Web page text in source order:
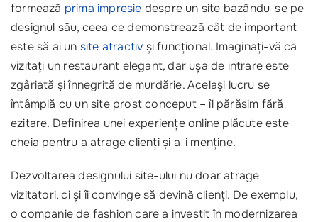
formează prima impresie despre un site bazându-se pe
designul său, ceea ce demonstrează cât de important
este să ai un site atractiv și funcțional. Imaginați-vă că
vizitați un restaurant elegant, dar ușa de intrare este
zgâriată și înnegrită de murdărie. Același lucru se
întâmplă cu un site prost conceput – îl părăsim fără
ezitare. Definirea unei experiențe online plăcute este
cheia pentru a atrage clienți și a-i menține.
Dezvoltarea designului site-ului nu doar atrage
vizitatori, ci și îi convinge să devină clienți. De exemplu,
o companie de fashion care a investit în modernizarea